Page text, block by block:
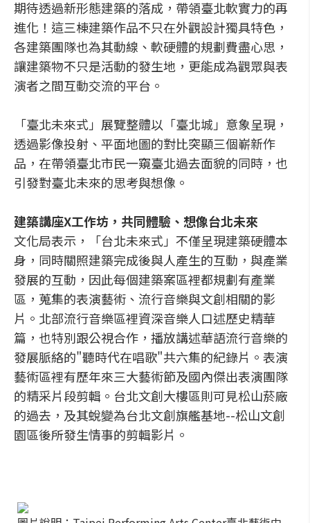
期待透過新形態建築的落成，帶領臺北軟實力的再
進化！這三棟建築作品不只在外觀設計獨具特色，
各建築團隊也為其動線、軟硬體的規劃費盡心思，
讓建築物不只是活動的發生地，更能成為觀眾與表
演者之間互動交流的平台。
「臺北未來式」展覽整體以「臺北城」意象呈現，
透過影像投射、平面地圖的對比突顯三個嶄新作
品，在帶領臺北市民一窺臺北過去面貌的同時，也
引發對臺北未來的思考與想像。
建築講座X工作坊，共同體驗、想像台北未來
文化局表示，「台北未來式」不僅呈現建築硬體本
身，同時關照建築完成後與人產生的互動，與產業
發展的互動，因此每個建築案區裡都規劃有產業
區，蒐集的表演藝術、流行音樂與文創相關的影
片。北部流行音樂區裡資深音樂人口述歷史精華
篇，也特別跟公視合作，播放講述華語流行音樂的
發展脈絡的"聽時代在唱歌"共六集的紀錄片。表演
藝術區裡有歷年來三大藝術節及國內傑出表演團隊
的精采片段剪輯。台北文創大樓區則可見松山菸廠
的過去，及其蛻變為台北文創旗艦基地--松山文創
園區後所發生情事的剪輯影片。